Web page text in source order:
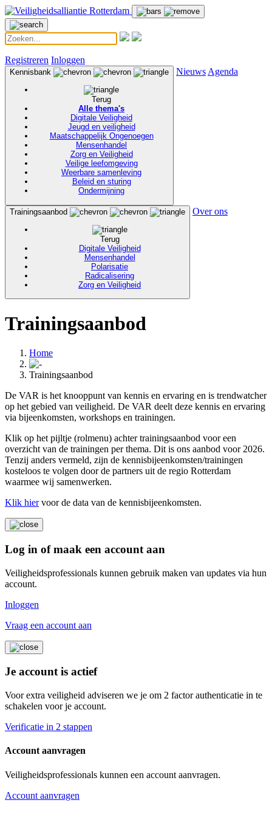
Registreren Inloggen
Kennisbank
Terug
Alle thema's
Digitale Veiligheid
Jeugd en veiligheid
Maatschappelijk Ongenoegen
Mensenhandel
Zorg en Veiligheid
Veilige leefomgeving
Weerbare samenleving
Beleid en sturing
Ondermijning
Nieuws Agenda
Trainingsaanbod
Terug
Digitale Veiligheid
Mensenhandel
Polarisatie
Radicalisering
Zorg en Veiligheid
Over ons
Trainingsaanbod
Home
Trainingsaanbod
De VAR is het knooppunt van kennis en ervaring en is trendwatcher
op het gebied van veiligheid. De VAR deelt deze kennis en ervaring
via bijeenkomsten, workshops en trainingen.
Klik op het pijltje (rolmenu) achter trainingsaanbod voor een
overzicht van de trainingen per thema. Dit is ons aanbod voor 2026.
Tenzij anders vermeld, zijn de kennisbijeenkomsten/trainingen
kosteloos te volgen door de partners uit de regio Rotterdam
waarmee wij samenwerken.
Klik hiervoor de data van de kennisbijeenkomsten.
Log in of maak een account aan
Veiligheidsprofessionals kunnen gebruik maken van updates via hun
account.
Inloggen
Vraag een account aan
Je account is actief
Voor extra veiligheid adviseren we je om 2 factor authenticatie in te
schakelen voor je account.
Verificatie in 2 stappen
Account aanvragen
Veiligheidsprofessionals kunnen een account aanvragen.
Account aanvragen